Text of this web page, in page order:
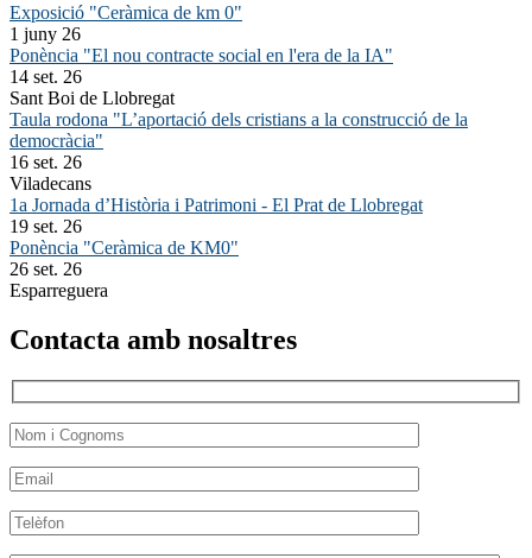
Exposició "Ceràmica de km 0"
1 juny 26
Ponència "El nou contracte social en l'era de la IA"
14 set. 26
Sant Boi de Llobregat
Taula rodona "L’aportació dels cristians a la construcció de la
democràcia"
16 set. 26
Viladecans
1a Jornada d’Història i Patrimoni - El Prat de Llobregat
19 set. 26
Ponència "Ceràmica de KM0"
26 set. 26
Esparreguera
Contacta amb nosaltres